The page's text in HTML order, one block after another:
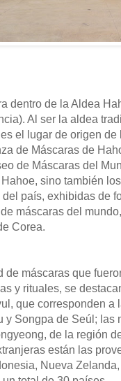
dentro de la Aldea
Al ser la aldea
el lugar de origen
de Máscaras de
de Máscaras del
sino también
país, exhibidas de
máscaras del
Corea.
de máscaras que
y rituales, se
que corresponden a
y Songpa de Seúl; las
de la región
están las
Nueva